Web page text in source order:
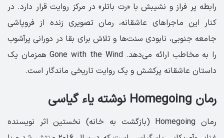
رابطه پر فراز و نشیبش با «رت باتلر» در مرکز روایت قرار دارد. در
کنار این ماجراهای عاشقانه، رمان تصویری زنده از فروپاشی
جامعه جنوبی، نابودی سنت‌ها و تلاش برای بقا در دورانی پرآشوب
را به مخاطب ارائه می‌دهد. Gone with the Wind همزمان یک
داستان عاشقانه پرکشش و یک روایت تاریخی ماندگار است.
رمان Homegoing نوشته یاء گیاسی
رمان Homegoing (بازگشت به خانه) نخستین اثر نویسنده